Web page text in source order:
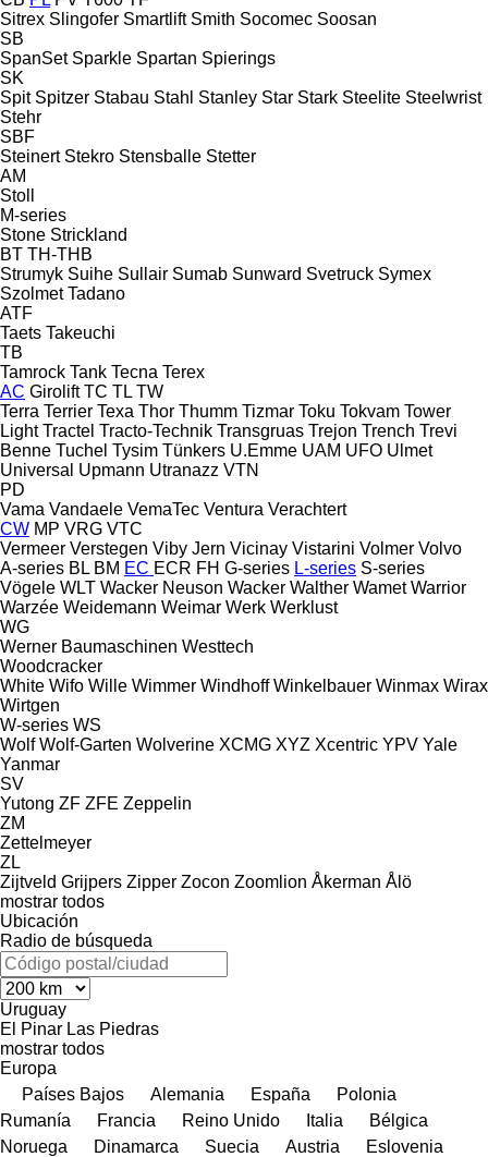
Sitrex Slingofer Smartlift Smith Socomec Soosan
SB
SpanSet Sparkle Spartan Spierings
SK
Spit Spitzer Stabau Stahl Stanley Star Stark Steelite Steelwrist
Stehr
SBF
Steinert Stekro Stensballe Stetter
AM
Stoll
M-series
Stone Strickland
BT TH-THB
Strumyk Suihe Sullair Sumab Sunward Svetruck Symex
Szolmet Tadano
ATF
Taets Takeuchi
TB
Tamrock Tank Tecna Terex
AC Girolift TC TL TW
Terra Terrier Texa Thor Thumm Tizmar Toku Tokvam Tower
Light Tractel Tracto-Technik Transgruas Trejon Trench Trevi
Benne Tuchel Tysim Tünkers U.Emme UAM UFO Ulmet
Universal Upmann Utranazz VTN
PD
Vama Vandaele VemaTec Ventura Verachtert
CW MP VRG VTC
Vermeer Verstegen Viby Jern Vicinay Vistarini Volmer Volvo
A-series BL BM EC ECR FH G-series L-series S-series
Vögele WLT Wacker Neuson Wacker Walther Wamet Warrior
Warzée Weidemann Weimar Werk Werklust
WG
Werner Baumaschinen Westtech
Woodcracker
White Wifo Wille Wimmer Windhoff Winkelbauer Winmax Wirax
Wirtgen
W-series WS
Wolf Wolf-Garten Wolverine XCMG XYZ Xcentric YPV Yale
Yanmar
SV
Yutong ZF ZFE Zeppelin
ZM
Zettelmeyer
ZL
Zijtveld Grijpers Zipper Zocon Zoomlion Åkerman Ålö
mostrar todos
Ubicación
Radio de búsqueda
Uruguay
El Pinar Las Piedras
mostrar todos
Europa
Países Bajos
Alemania España
Polonia
Rumanía
Francia Reino Unido Italia
Bélgica
Noruega
Dinamarca Suecia Austria
Eslovenia